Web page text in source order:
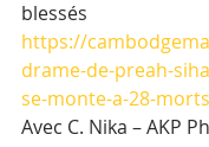
https://
drame-de-preah-
se-monte-a-28-
Avec C. Nika – AKP